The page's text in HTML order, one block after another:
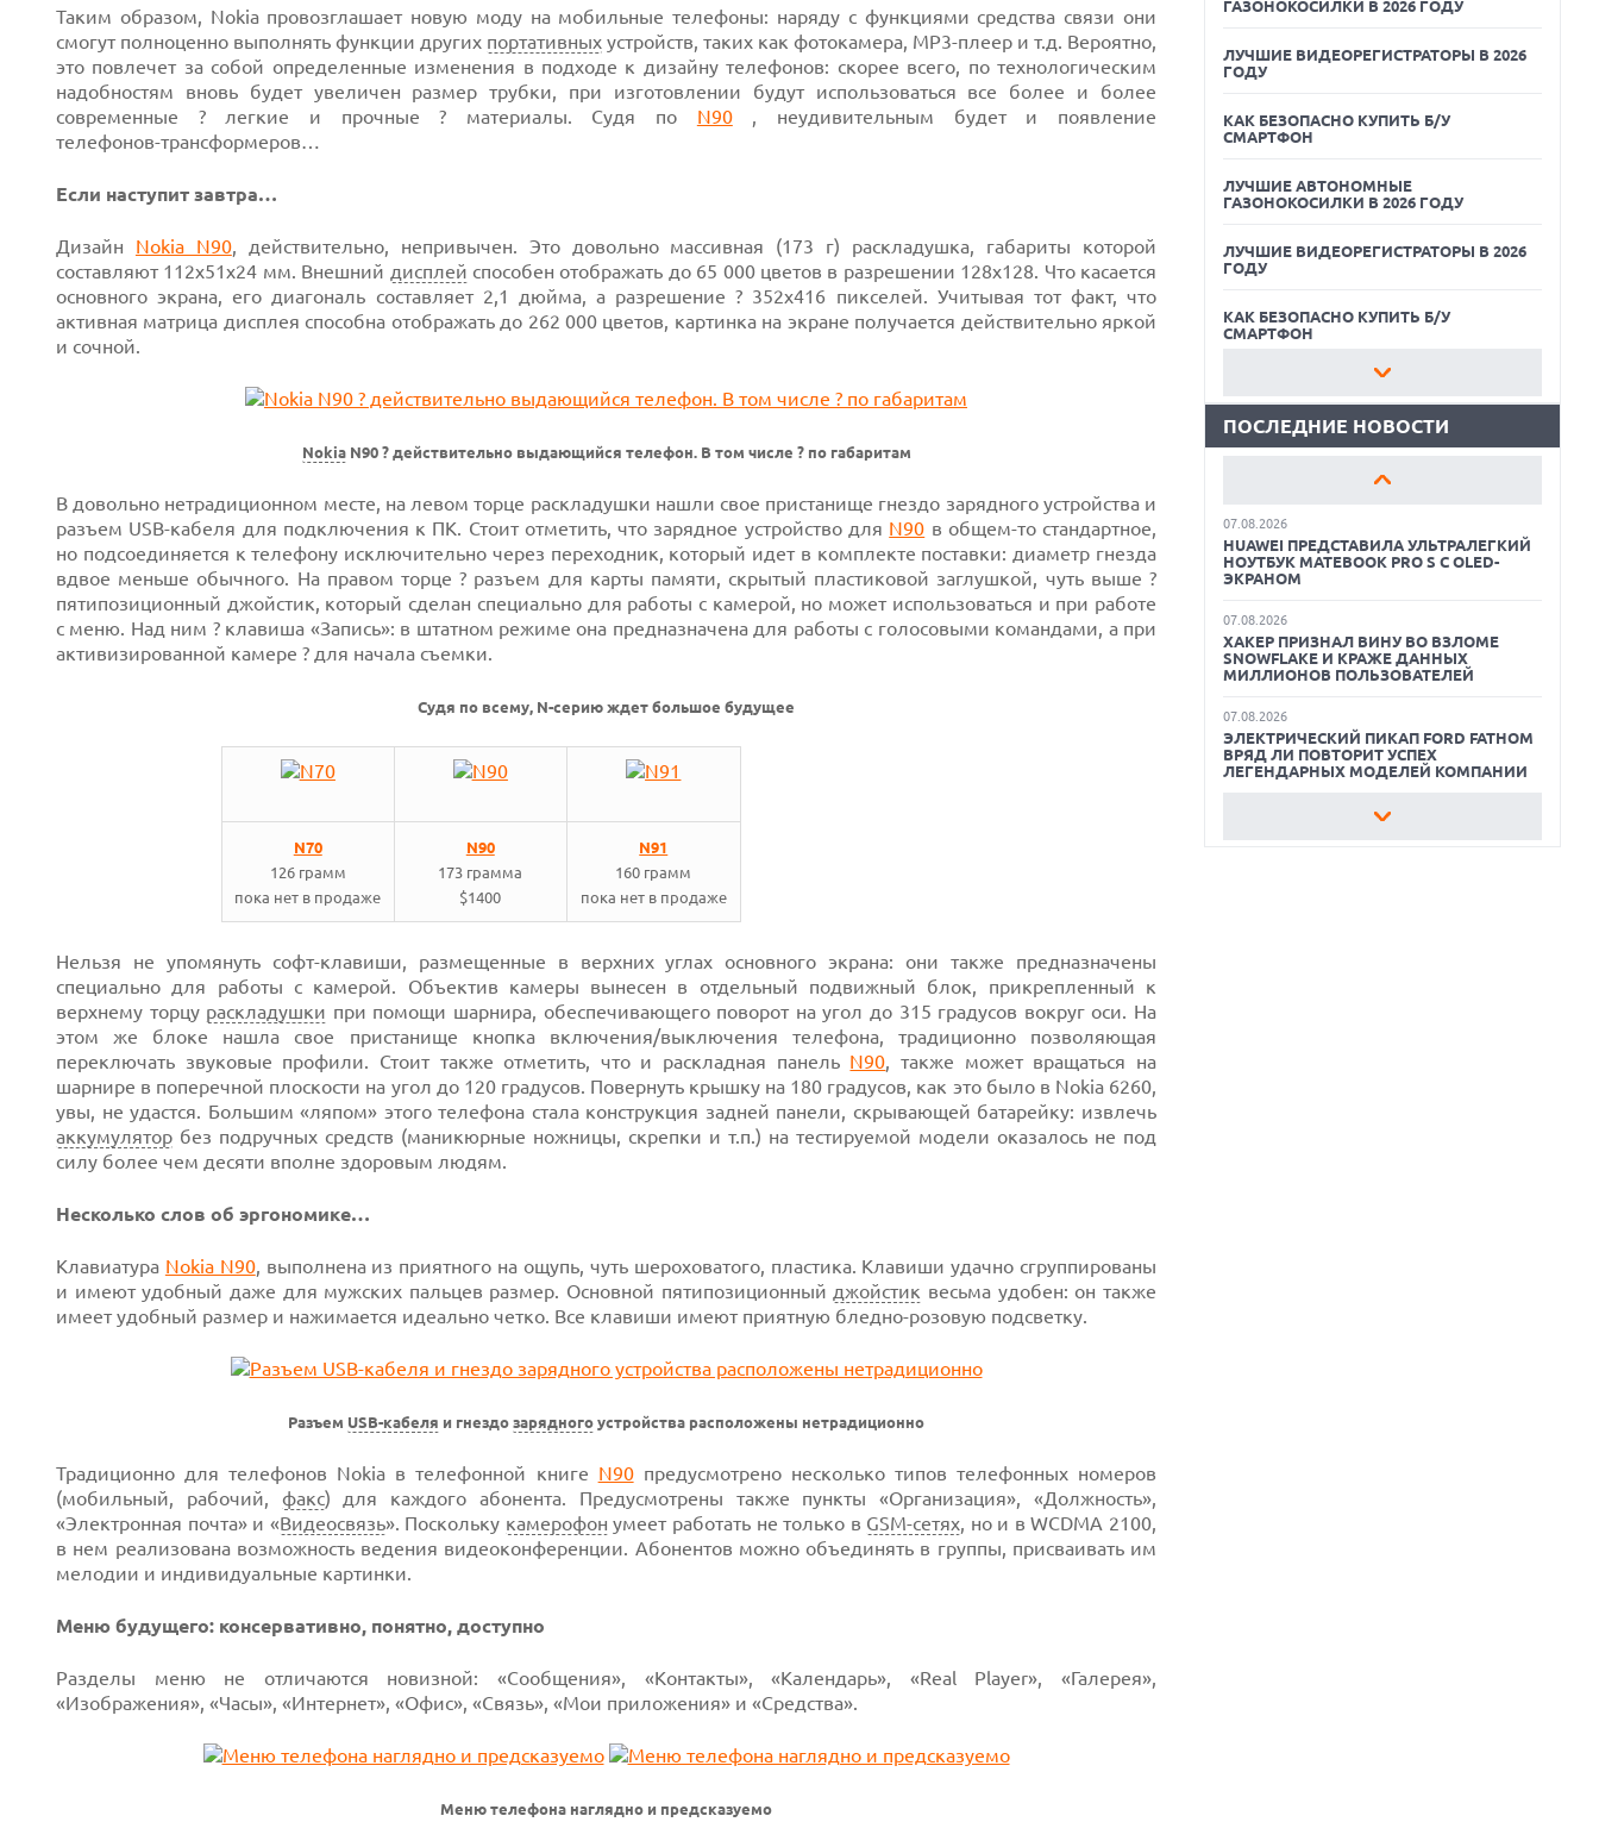
Таким образом, Nokia провозглашает новую моду на мобильные телефоны: наряду с функциями средства связи они
смогут полноценно выполнять функции других портативных устройств, таких как фотокамера, МР3-плеер и т.д. Вероятно,
это повлечет за собой определенные изменения в подходе к дизайну телефонов: скорее всего, по технологическим
надобностям вновь будет увеличен размер трубки, при изготовлении будут использоваться все более и более
современные ? легкие и прочные ? материалы. Судя по N90, неудивительным будет и появление
телефонов-трансформеров…
Если наступит завтра…
Дизайн Nokia N90, действительно, непривычен. Это довольно массивная (173 г) раскладушка, габариты которой
составляют 112х51х24 мм. Внешний дисплей способен отображать до 65 000цветов в разрешении 128х128. Что касается
основного экрана, его диагональ составляет 2,1 дюйма, а разрешение ? 352х416 пикселей. Учитывая тот факт, что
активная матрица дисплея способна отображать до 262 000 цветов, картинка на экране получается действительно яркой
и сочной.
NokiaN90 ? действительно выдающийся телефон. В том числе ? по габаритам
В довольно нетрадиционном месте, на левом торце раскладушки нашли свое пристанище гнездо зарядного устройства и
разъем USB-кабеля для подключения к ПК. Стоит отметить, что зарядное устройство для N90 в общем-тостандартное,
но подсоединяется к телефону исключительно через переходник, который идет в комплекте поставки: диаметр гнезда
вдвое меньше обычного. На правом торце ? разъем для карты памяти, скрытый пластиковой заглушкой, чуть выше ?
пятипозиционный джойстик, который сделан специально для работы с камерой, но может использоваться и при работе
с меню. Над ним ? клавиша «Запись»: в штатном режиме она предназначена для работы с голосовыми командами, а при
активизированной камере ? для начала съемки.
Судя по всему, N-серию ждет большое будущее
N70
126 грамм
пока нет в продаже
N90
173 грамма
$1400
N91
160 грамм
пока нет в продаже
Нельзя не упомянуть софт-клавиши, размещенные в верхних углах основного экрана: они также предназначены
специально для работы с камерой. Объектив камеры вынесен в отдельный подвижный блок, прикрепленный к
верхнему торцу раскладушки при помощи шарнира, обеспечивающего поворот на угол до 315 градусов вокруг оси. На
этом же блоке нашла свое пристанище кнопка включения/выключения телефона, традиционно позволяющая
переключать звуковые профили. Стоит также отметить, что и раскладная панель N90, также может вращаться на
шарнире в поперечной плоскости на угол до 120 градусов. Повернуть крышку на 180 градусов, как это было в Nokia 6260,
увы, не удастся. Большим «ляпом» этого телефона стала конструкция задней панели, скрывающей батарейку: извлечь
аккумулятор без подручных средств (маникюрные ножницы, скрепки и т.п.) на тестируемой модели оказалось не под
силу более чем десяти вполне здоровым людям.
Несколько слов об эргономике…
Клавиатура Nokia N90, выполненаиз приятного на ощупь, чуть шероховатого, пластика. Клавиши удачно сгруппированы
и имеют удобный даже для мужских пальцев размер. Основной пятипозиционный джойстик весьма удобен: он также
имеет удобный размер и нажимается идеально четко. Все клавиши имеют приятную бледно-розовую подсветку.
Разъем USB-кабеля и гнездо зарядного устройства расположены нетрадиционно
Традиционно для телефонов Nokia в телефонной книге N90предусмотренонесколько типов телефонных номеров
(мобильный, рабочий, факс) для каждого абонента. Предусмотрены также пункты «Организация», «Должность»,
«Электронная почта» и «Видеосвязь». Поскольку камерофон умеет работать не только в GSM-сетях, но и вWCDMA 2100,
в нем реализована возможность ведения видеоконференции. Абонентов можно объединять в группы, присваивать им
мелодии и индивидуальные картинки.
Меню будущего: консервативно, понятно, доступно
Разделы меню не отличаются новизной: «Сообщения», «Контакты», «Календарь», «Real Player», «Галерея»,
«Изображения», «Часы», «Интернет», «Офис», «Связь», «Мои приложения» и «Средства».
Меню телефона наглядно и предсказуемо
ГАЗОНОКОСИЛКИ В 2026 ГОДУ
ЛУЧШИЕ ВИДЕОРЕГИСТРАТОРЫ В 2026
ГОДУ
КАК БЕЗОПАСНО КУПИТЬ Б/У
СМАРТФОН
ЛУЧШИЕ АВТОНОМНЫЕ
ГАЗОНОКОСИЛКИ В 2026 ГОДУ
ЛУЧШИЕ ВИДЕОРЕГИСТРАТОРЫ В 2026
ГОДУ
КАК БЕЗОПАСНО КУПИТЬ Б/У
СМАРТФОН
ЛУЧШИЕ АВТОНОМНЫЕ
ЛУЧШИЕ ВИДЕОРЕГИСТРАТОРЫ В 2026
СМАРТФОН
ЛУЧШИЕ АВТОНОМНЫЕ
ЛУЧШИЕ ВИДЕОРЕГИСТРАТОРЫ В 2026
ГОДУ
КАК БЕЗОПАСНО КУПИТЬ Б/У
СМАРТФОН
Next
ПОСЛЕДНИЕ НОВОСТИ
XENIUM ВЫПУСТИЛА КНОПОЧНЫЕ
СМАРТФОНЫ С ПОДДЕРЖКОЙ СЕТЕЙ 4G
07.08.2026
СЕНСОРНЫМ ЭКРАНОМ НА КЕЙСЕ ДЛЯ
07.08.2026
GOOGLE ПЕРЕИМЕНОВЫВАЕТ
СМАРТФОНАХ PIXEL 11 PRO
07.08.2026
HUAWEI ПРЕДСТАВИЛА УЛЬТРАЛЕГКИЙ
НОУТБУК MATEBOOK PRO S С OLED-
ЭКРАНОМ
07.08.2026
ХАКЕР ПРИЗНАЛ ВИНУ ВО ВЗЛОМЕ
SNOWFLAKE И КРАЖЕ ДАННЫХ
МИЛЛИОНОВ ПОЛЬЗОВАТЕЛЕЙ
07.08.2026
ЭЛЕКТРИЧЕСКИЙ ПИКАП FORD FATHOM
ВРЯД ЛИ ПОВТОРИТ УСПЕХ
ЛЕГЕНДАРНЫХ МОДЕЛЕЙ КОМПАНИИ